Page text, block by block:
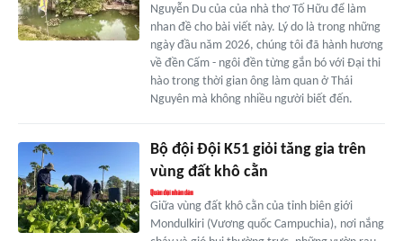
Nguyễn Du của của nhà thơ Tố Hữu để làm
nhan đề cho bài viết này. Lý do là trong những
ngày đầu năm 2026, chúng tôi đã hành hương
về đền Cấm - ngôi đền từng gắn bó với Đại thi
hào trong thời gian ông làm quan ở Thái
Nguyên mà không nhiều người biết đến.
Bộ đội Đội K51 giỏi tăng gia trên
vùng đất khô cằn
Giữa vùng đất khô cằn của tỉnh biên giới
Mondulkiri (Vương quốc Campuchia), nơi nắng